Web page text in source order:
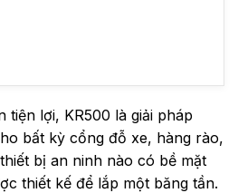
lợi, KR500 là giải pháp
bất kỳ cổng đỗ xe, hàng rào,
bị an ninh nào có bề mặt
thiết kế để lắp một băng tần.